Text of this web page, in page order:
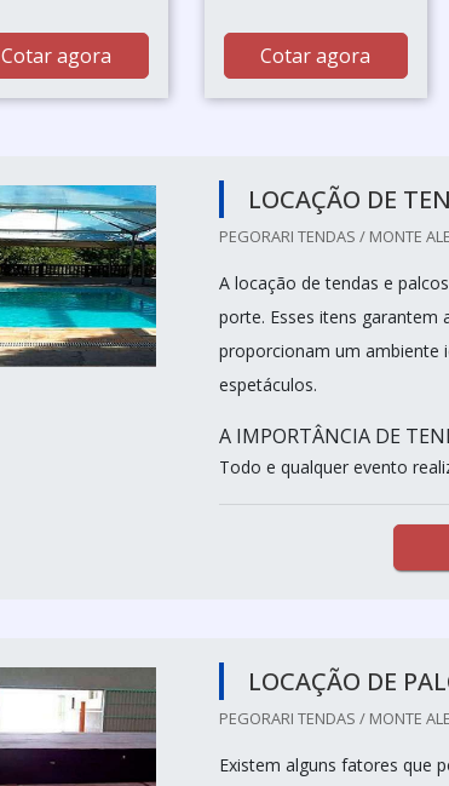
Cotar agora Cotar agora
LOCAÇÃO DE
PEGORARI TENDAS / MONTE
A locação de tendas e
porte. Esses itens
proporcionam um ambiente
espetáculos.
A IMPORTÂNCIA DE
Todo e qualquer evento
LOCAÇÃO DE
PEGORARI TENDAS / MONTE
Existem alguns fatores que